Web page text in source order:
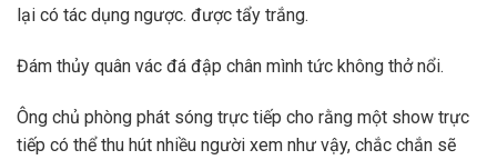
lại có tác dụng ngược. được tẩy trắng.
Đám thủy quân vác đá đập chân mình tức không thở nổi.
Ông chủ phòng phát sóng trực tiếp cho rằng một show trực
tiếp có thể thu hút nhiều người xem như vậy, chắc chắn sẽ